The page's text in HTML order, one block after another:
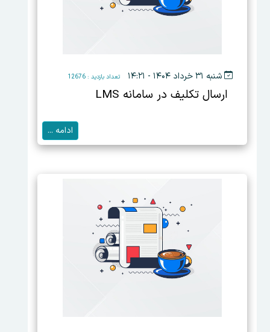
شنبه ۳۱ خرداد ۱۴۰۴ - ۱۴:۲۱ تعداد بازدید : 12676
ارسال تکلیف در سامانه LMS
ادامه ...